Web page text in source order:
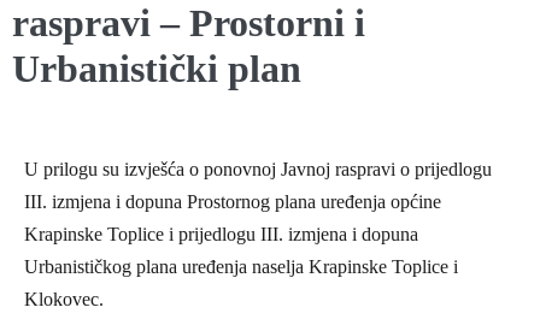
raspravi – Prostorni i
Urbanistički plan
U prilogu su izvješća o ponovnoj Javnoj raspravi o prijedlogu
III. izmjena i dopuna Prostornog plana uređenja općine
Krapinske Toplice i prijedlogu III. izmjena i dopuna
Urbanističkog plana uređenja naselja Krapinske Toplice i
Klokovec.